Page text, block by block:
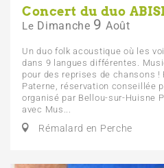
Concert du duo
Le Dimanche 9 Août
Un duo folk acoustique où les
dans 9 langues différentes.
pour des reprises de chansons
Paterne, réservation conseillée
organisé par Bellou-sur-Huisne
avec Mus...
Rémalard en Perche